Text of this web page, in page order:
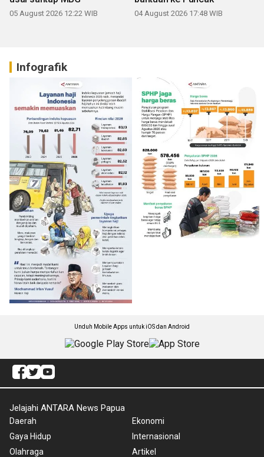
05 August 2026 12:22 WIB 04 August 2026 17:48 WIB
Infografik
Unduh Mobile Apps untuk iOS dan Android
Jelajahi ANTARA News Papua
Daerah
Gaya Hidup
Olahraga
Ekonomi
Internasional
Artikel